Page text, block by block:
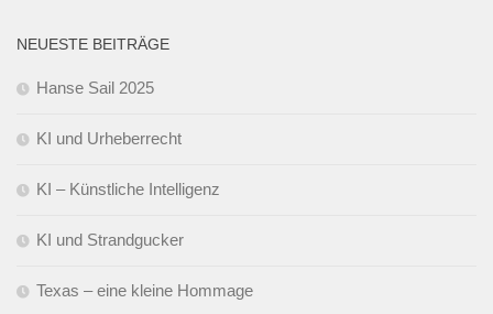
NEUESTE BEITRÄGE
Hanse Sail 2025
KI und Urheberrecht
KI – Künstliche Intelligenz
KI und Strandgucker
Texas – eine kleine Hommage